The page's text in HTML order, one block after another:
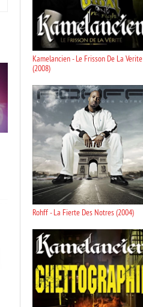
Kamelancien - Le Frisson De La Verite
(2008)
Rohff - La Fierte Des Notres (2004)